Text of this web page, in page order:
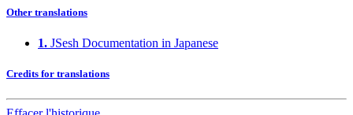
Other translations
1. JSesh Documentation in Japanese
Credits for translations